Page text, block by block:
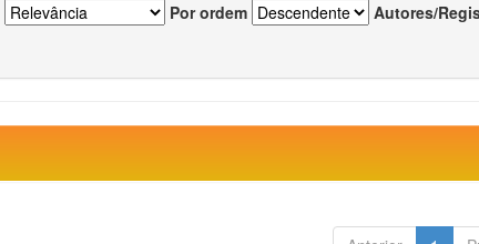
Por ordem Autores/